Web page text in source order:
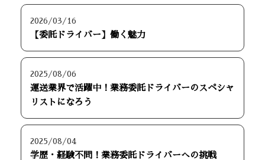
2026/03/16
【委託ドライバー】働く魅力
2025/08/06
運送業界で活躍中！業務委託ドライバーのスペシャ
リストになろう
2025/08/04
学歴・経験不問！業務委託ドライバーへの挑戦